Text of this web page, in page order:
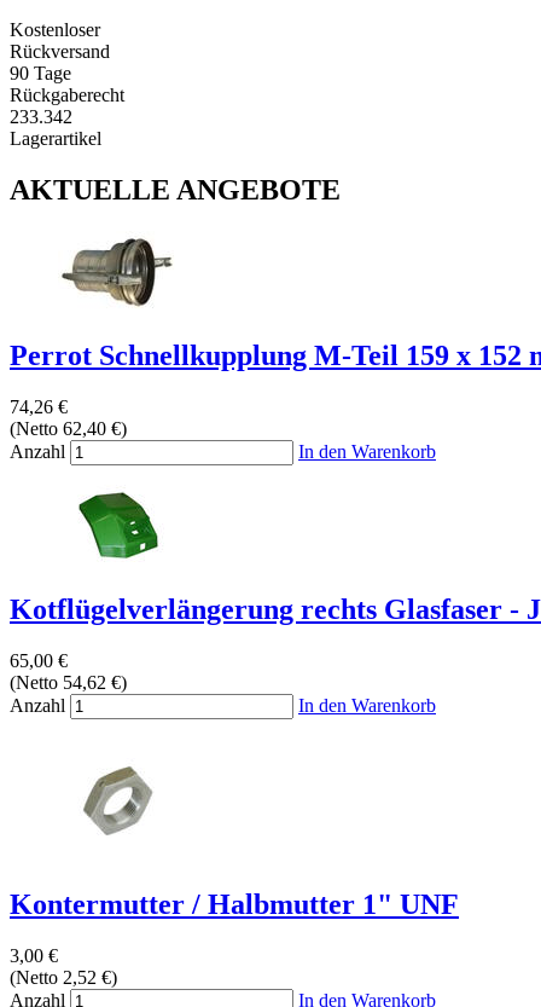
Kostenloser
Rückversand
90 Tage
Rückgaberecht
233.342
Lagerartikel
AKTUELLE ANGEBOTE
Perrot Schnellkupplung M-Teil 159 x 152
74,26 €
(Netto 62,40 €)
Anzahl
In den Warenkorb
Kotflügelverlängerung rechts Glasfaser -
65,00 €
(Netto 54,62 €)
Anzahl
In den Warenkorb
Kontermutter / Halbmutter 1" UNF
3,00 €
(Netto 2,52 €)
Anzahl
In den Warenkorb